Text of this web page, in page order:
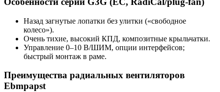
Назад загнутые лопатки без улитки («свободное
колесо»).
Очень тихие, высокий КПД, композитные крыльчатки.
Управление 0–10 В/ШИМ, опции интерфейсов;
быстрый монтаж в раме.
Преимущества радиальных вентиляторов
Ebmpapst